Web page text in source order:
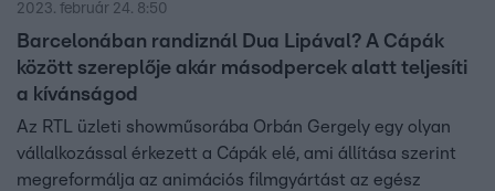
2023. február 24. 8:50
Barcelonában randiznál Dua Lipával? A Cápák
között szereplője akár másodpercek alatt teljesíti
a kívánságod
Az RTL üzleti showműsorába Orbán Gergely egy olyan
vállalkozással érkezett a Cápák elé, ami állítása szerint
megreformálja az animációs filmgyártást az egész